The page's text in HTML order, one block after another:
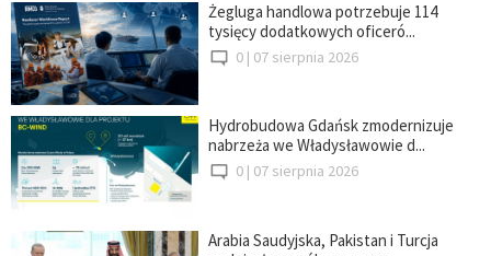
Żegluga handlowa potrzebuje 114
tysięcy dodatkowych oficeró...
0 | 07 sierpnia 2026
Hydrobudowa Gdańsk zmodernizuje
nabrzeża we Władysławowie d...
0 | 07 sierpnia 2026
Arabia Saudyjska, Pakistan i Turcja